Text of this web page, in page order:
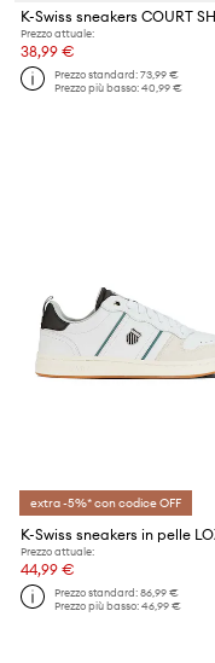
Prezzo attuale:
38,99 €
Prezzo standard:73,99 €
Prezzo più basso:40,99 €
extra -5%* con codice OFF
Prezzo attuale:
44,99 €
Prezzo standard:86,99 €
Prezzo più basso:46,99 €